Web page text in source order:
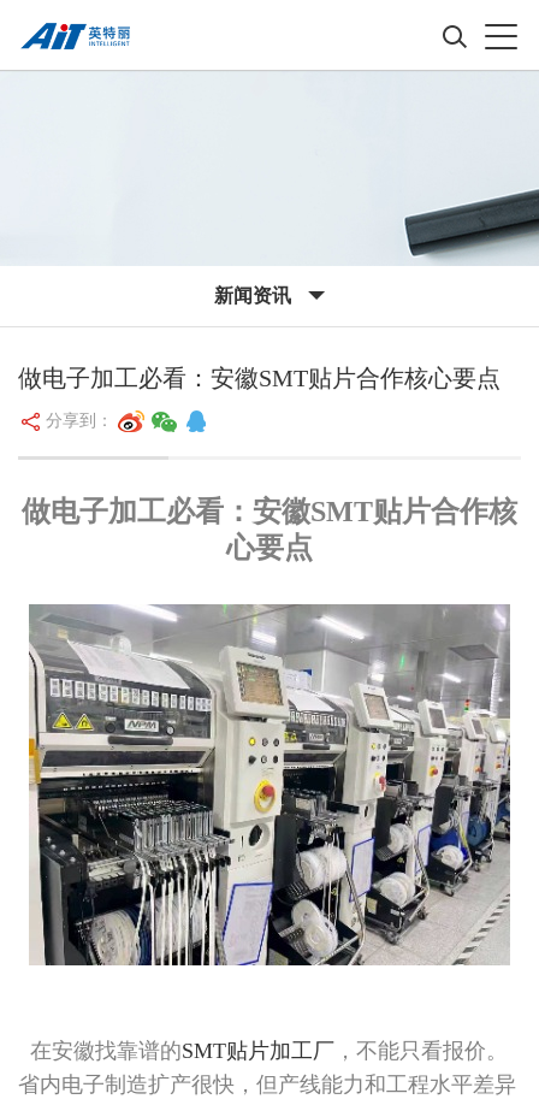
新闻资讯
做电子加工必看：安徽SMT贴片合作核心要点
分享到：
做电子加工必看：安徽SMT贴片合作核
心要点
在安徽找靠谱的SMT贴片加工厂 ，不能只看报价。
省内电子制造扩产很快，但产线能力和工程水平差异